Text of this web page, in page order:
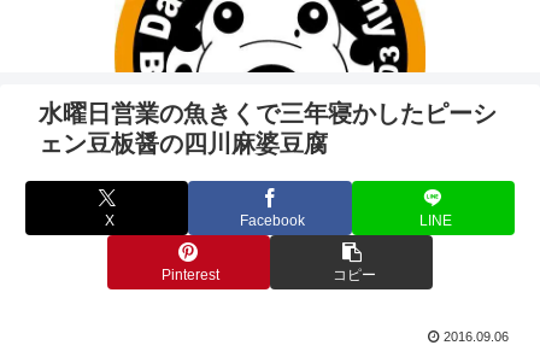
水曜日営業の魚きくで三年寝かしたピーシ
ェン豆板醤の四川麻婆豆腐
X Facebook LINE
Pinterest コピー
2016.09.06